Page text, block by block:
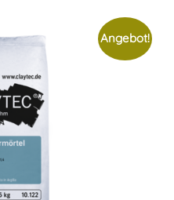
Angebot!